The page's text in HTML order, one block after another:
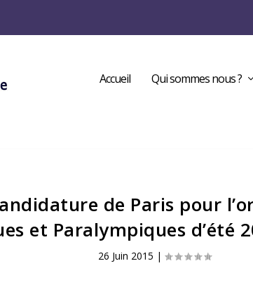
Accueil Qui sommes nous ?
de Paris pour
et Paralympiques d’été
26 Juin 2015 |